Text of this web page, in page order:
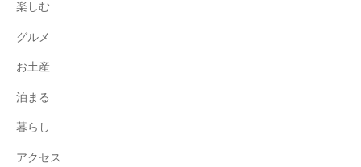
楽しむ
グルメ
お土産
泊まる
暮らし
アクセス